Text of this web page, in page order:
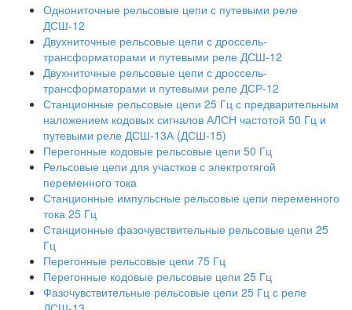
Однониточные рельсовые цепи с путевыми реле
ДСШ-12
Двухниточные рельсовые цепи с дроссель-
трансформаторами и путевыми реле ДСШ-12
Двухниточные рельсовые цепи с дроссель-
трансформаторами и путевыми реле ДСР-12
Станционные рельсовые цепи 25 Гц с предварительным
наложением кодовых сигналов АЛСН частотой 50 Гц и
путевыми реле ДСШ-13А (ДСШ-15)
Перегонные кодовые рельсовые цепи 50 Гц
Рельсовые цепи для участков с электротягой
переменного тока
Станционные импульсные рельсовые цепи переменного
тока 25 Гц
Станционные фазочувствительные рельсовые цепи 25
Гц
Перегонные рельсовые цепи 75 Гц
Перегонные кодовые рельсовые цепи 25 Гц
Фазочувствительные рельсовые цепи 25 Гц с реле